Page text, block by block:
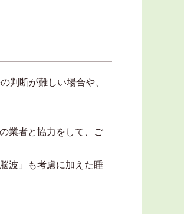
判断が難しい場合や、
業者と協力をして、ご
波」も考慮に加えた睡